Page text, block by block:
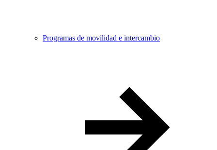
Programas de movilidad e intercambio